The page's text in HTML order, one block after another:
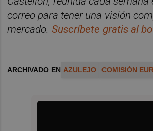
correo para tener una visión
mercado. Suscríbete gratis al
ARCHIVADO EN AZULEJO COMISIÓN